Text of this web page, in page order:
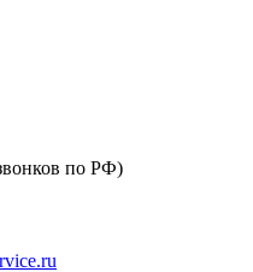
по РФ)